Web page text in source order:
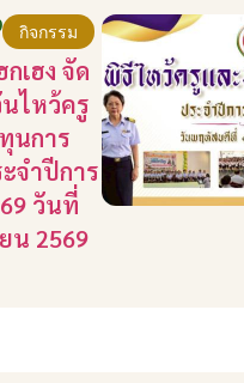
กิจกรรม
กเฮง จัด
ไหว้ครู
นการ
จำปีการ
วันที่
น 2569